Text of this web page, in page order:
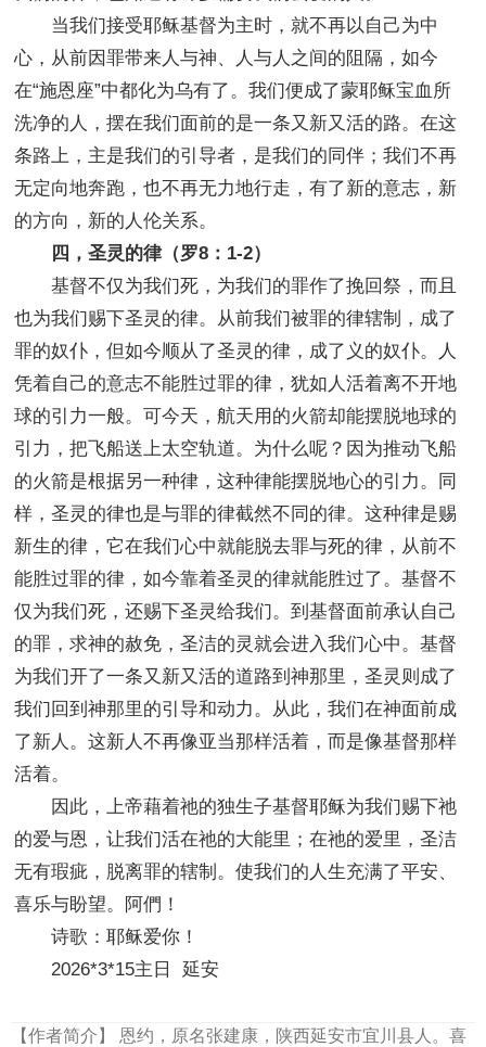
当我们接受耶稣基督为主时，就不再以自己为中
心，从前因罪带来人与神、人与人之间的阻隔，如今
在“施恩座”中都化为乌有了。我们便成了蒙耶稣宝血所
洗净的人，摆在我们面前的是一条又新又活的路。在这
条路上，主是我们的引导者，是我们的同伴；我们不再
无定向地奔跑，也不再无力地行走，有了新的意志，新
的方向，新的人伦关系。
四，圣灵的律（罗8：1-2）
基督不仅为我们死，为我们的罪作了挽回祭，而且
也为我们赐下圣灵的律。从前我们被罪的律辖制，成了
罪的奴仆，但如今顺从了圣灵的律，成了义的奴仆。人
凭着自己的意志不能胜过罪的律，犹如人活着离不开地
球的引力一般。可今天，航天用的火箭却能摆脱地球的
引力，把飞船送上太空轨道。为什么呢？因为推动飞船
的火箭是根据另一种律，这种律能摆脱地心的引力。同
样，圣灵的律也是与罪的律截然不同的律。这种律是赐
新生的律，它在我们心中就能脱去罪与死的律，从前不
能胜过罪的律，如今靠着圣灵的律就能胜过了。基督不
仅为我们死，还赐下圣灵给我们。到基督面前承认自己
的罪，求神的赦免，圣洁的灵就会进入我们心中。基督
为我们开了一条又新又活的道路到神那里，圣灵则成了
我们回到神那里的引导和动力。从此，我们在神面前成
了新人。这新人不再像亚当那样活着，而是像基督那样
活着。
因此，上帝藉着祂的独生子基督耶稣为我们赐下祂
的爱与恩，让我们活在祂的大能里；在祂的爱里，圣洁
无有瑕疵，脱离罪的辖制。使我们的人生充满了平安、
喜乐与盼望。阿們！
诗歌：耶稣爱你！
2026*3*15主日 延安
【作者简介】
恩约，原名张建康，陕西延安市宜川县人。喜